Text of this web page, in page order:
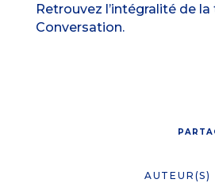
Retrouvez l’intégralité de
Conversation.
AUTEUR(S)